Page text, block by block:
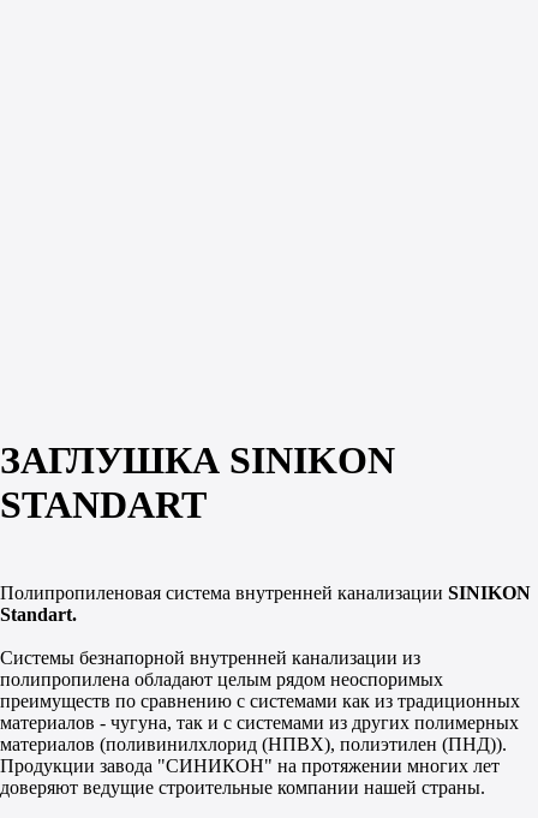
ЗАГЛУШКА SINIKON
STANDART
Полипропиленовая система внутренней канализации SINIKON
Standart.
Системы безнапорной внутренней канализации из
полипропилена обладают целым рядом неоспоримых
преимуществ по сравнению с системами как из традиционных
материалов - чугуна, так и с системами из других полимерных
материалов (поливинилхлорид (НПВХ), полиэтилен (ПНД)).
Продукции завода "СИНИКОН" на протяжении многих лет
доверяют ведущие строительные компании нашей страны.